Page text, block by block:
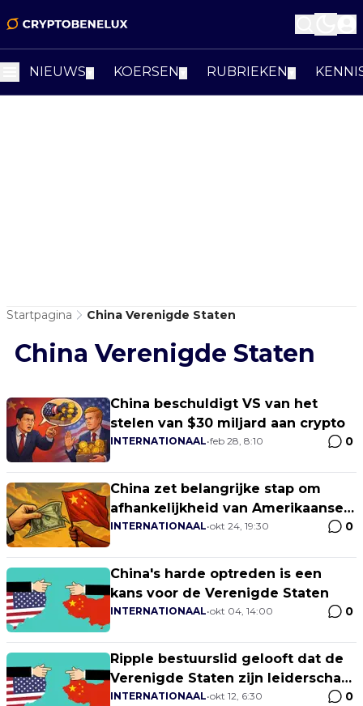
NIEUWS KOERSEN RUBRIEKEN
Startpagina China Verenigde Staten
China Verenigde Staten
China beschuldigt VS van het
stelen van $30 miljard aan crypto
INTERNATIONAAL•feb 28, 8:10 0
China zet belangrijke stap om
afhankelijkheid van Amerikaanse
dollar te verminderen
INTERNATIONAAL•okt 24, 19:30 0
China's harde optreden is een
kans voor de Verenigde Staten
INTERNATIONAAL•okt 04, 14:00 0
Ripple bestuurslid gelooft dat de
Verenigde Staten zijn leiderschap
dreigt te verliezen aan China
INTERNATIONAAL•okt 12, 6:30 0